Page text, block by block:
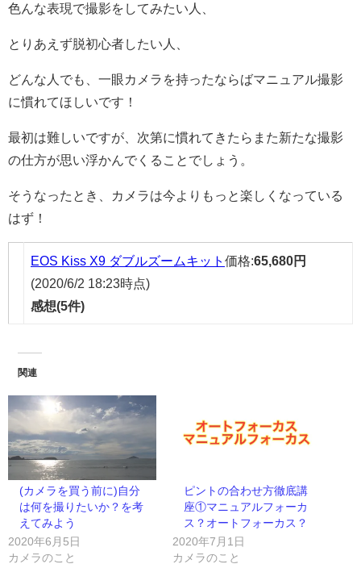
色んな表現で撮影をしてみたい人、
とりあえず脱初心者したい人、
どんな人でも、一眼カメラを持ったならばマニュアル撮影
に慣れてほしいです！
最初は難しいですが、次第に慣れてきたらまた新たな撮影
の仕方が思い浮かんでくることでしょう。
そうなったとき、カメラは今よりもっと楽しくなっている
はず！
EOS Kiss X9 ダブルズームキット 価格:65,680円
(2020/6/2 18:23時点)
感想(5件)
関連
(カメラを買う前に)自分
は何を撮りたいか？を考
えてみよう
2020年6月5日
カメラのこと
ピントの合わせ方徹底講
座①マニュアルフォーカ
ス？オートフォーカス？
2020年7月1日
カメラのこと